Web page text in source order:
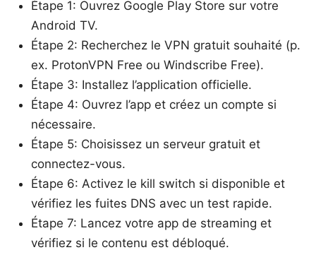
Étape 1: Ouvrez Google Play Store sur votre
Android TV.
Étape 2: Recherchez le VPN gratuit souhaité (p.
ex. ProtonVPN Free ou Windscribe Free).
Étape 3: Installez l’application officielle.
Étape 4: Ouvrez l’app et créez un compte si
nécessaire.
Étape 5: Choisissez un serveur gratuit et
connectez-vous.
Étape 6: Activez le kill switch si disponible et
vérifiez les fuites DNS avec un test rapide.
Étape 7: Lancez votre app de streaming et
vérifiez si le contenu est débloqué.